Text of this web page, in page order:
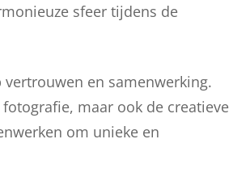
sfeer tijdens de
en samenwerking.
maar ook de creatieve
om unieke en